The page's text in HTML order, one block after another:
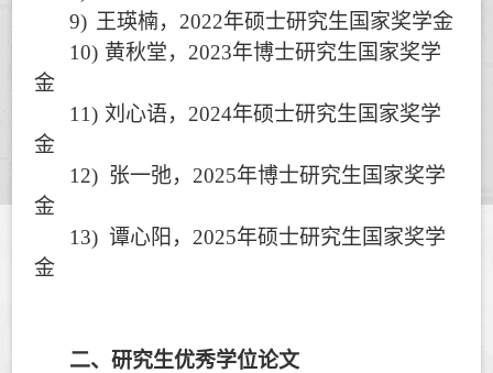
9) 王瑛楠， 2022年硕士研究生国家奖学金
10) 黄秋堂， 2023年博士研究生国家奖学
金
11) 刘心语， 2024年硕士研究生国家奖学
金
12) 张一弛， 2025年博士研究生国家奖学
金
13) 谭心阳， 2025年硕士研究生国家奖学
金
二、研究生优秀学位论文